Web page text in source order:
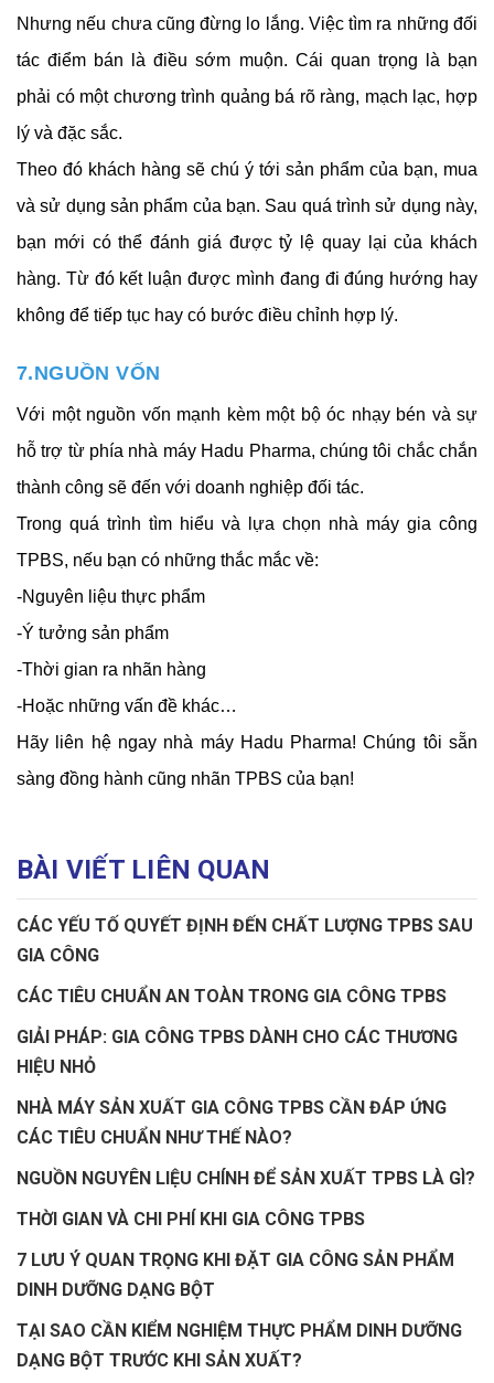
Nhưng nếu chưa cũng đừng lo lắng. Việc tìm ra những đối
tác điểm bán là điều sớm muộn. Cái quan trọng là bạn
phải có một chương trình quảng bá rõ ràng, mạch lạc, hợp
lý và đặc sắc.
Theo đó khách hàng sẽ chú ý tới sản phẩm của bạn, mua
và sử dụng sản phẩm của bạn. Sau quá trình sử dụng này,
bạn mới có thể đánh giá được tỷ lệ quay lại của khách
hàng. Từ đó kết luận được mình đang đi đúng hướng hay
không để tiếp tục hay có bước điều chỉnh hợp lý.
7.NGUỒN VỐN
Với một nguồn vốn mạnh kèm một bộ óc nhạy bén và sự
hỗ trợ từ phía nhà máy Hadu Pharma, chúng tôi chắc chắn
thành công sẽ đến với doanh nghiệp đối tác.
Trong quá trình tìm hiểu và lựa chọn nhà máy gia công
TPBS, nếu bạn có những thắc mắc về:
-Nguyên liệu thực phẩm
-Ý tưởng sản phẩm
-Thời gian ra nhãn hàng
-Hoặc những vấn đề khác…
Hãy liên hệ ngay nhà máy Hadu Pharma! Chúng tôi sẵn
sàng đồng hành cũng nhãn TPBS của bạn!
BÀI VIẾT LIÊN QUAN
CÁC YẾU TỐ QUYẾT ĐỊNH ĐẾN CHẤT LƯỢNG TPBS SAU
GIA CÔNG
CÁC TIÊU CHUẨN AN TOÀN TRONG GIA CÔNG TPBS
GIẢI PHÁP: GIA CÔNG TPBS DÀNH CHO CÁC THƯƠNG
HIỆU NHỎ
NHÀ MÁY SẢN XUẤT GIA CÔNG TPBS CẦN ĐÁP ỨNG
CÁC TIÊU CHUẨN NHƯ THẾ NÀO?
NGUỒN NGUYÊN LIỆU CHÍNH ĐỂ SẢN XUẤT TPBS LÀ GÌ?
THỜI GIAN VÀ CHI PHÍ KHI GIA CÔNG TPBS
7 LƯU Ý QUAN TRỌNG KHI ĐẶT GIA CÔNG SẢN PHẨM
DINH DƯỠNG DẠNG BỘT
TẠI SAO CẦN KIỂM NGHIỆM THỰC PHẨM DINH DƯỠNG
DẠNG BỘT TRƯỚC KHI SẢN XUẤT?